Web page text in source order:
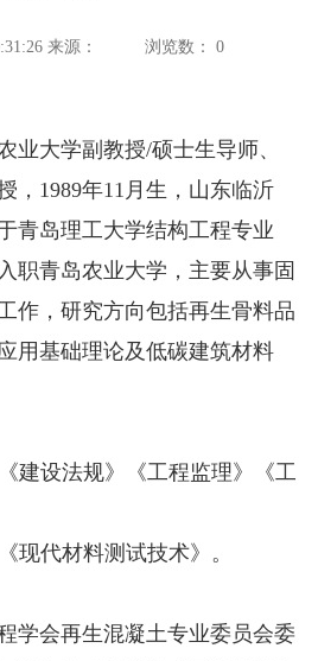
来源： 浏览数： 0
大学副教授/硕士生导师、
，1989年11月生，山东临沂
青岛理工大学结构工程专业
职青岛农业大学，主要从事固
作，研究方向包括再生骨料品
用基础理论及低碳建筑材料
设法规》《工程监理》《工
代材料测试技术》。
会再生混凝土专业委员会委